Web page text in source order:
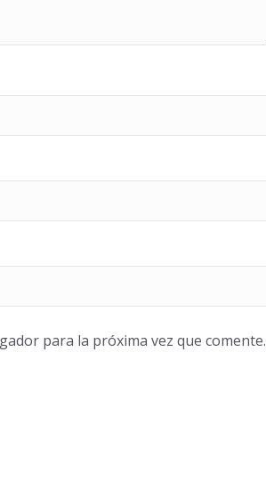
para la próxima vez que comente.